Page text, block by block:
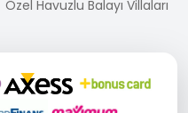
Özel Havuzlu Balayı Villaları